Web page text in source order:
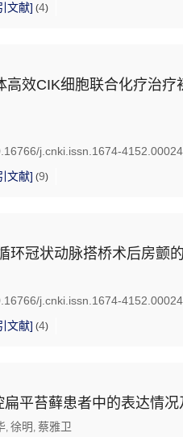
文献] (4)
高效CIK细胞联合化疗治
j.cnki.issn.1674-
文献] (9)
环冠状动脉搭桥术后房颤
j.cnki.issn.1674-
文献] (4)
平苔藓患者中的表达情况
, 徐明 , 蔡雅卫